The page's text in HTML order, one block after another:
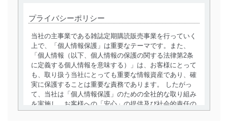
プライバシーポリシー
当社の主事業である雑誌定期購読販売事業を行っていく
上で、「個人情報保護」は重要なテーマです。また、
「個人情報（以下、個人情報の保護の関する法律第2条
に定義する個人情報を意味する）」は、お客様にとって
も、取り扱う当社にとっても重要な情報資産であり、確
実に保護することは重要な責務であります。 したがっ
て、当社は「個人情報保護」のための全社的な取り組み
を実施し、お客様への「安心」の提供及び社会的責任の